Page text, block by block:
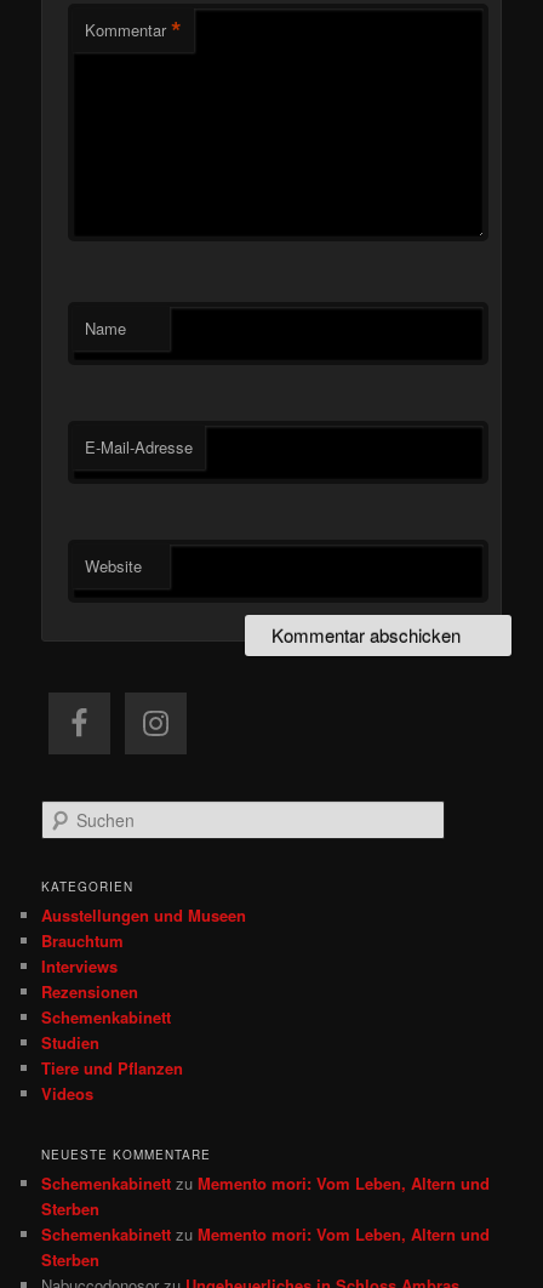
Kommentar *
Name
E-Mail-Adresse
Website
u
h
n
KATEGORIEN
Ausstellungen und Museen
Brauchtum
Interviews
Rezensionen
Schemenkabinett
Studien
Tiere und Pflanzen
Videos
NEUESTE KOMMENTARE
Schemenkabinett zuMemento mori: Vom Leben, Altern und
Sterben
Schemenkabinett zuMemento mori: Vom Leben, Altern und
Sterben